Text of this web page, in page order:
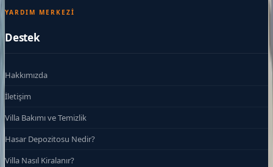
YARDIM MERKEZI
Destek
Hakkımızda
İletişim
Villa Bakımı ve Temizlik
Hasar Depozitosu Nedir?
Villa Nasıl Kiralanır?